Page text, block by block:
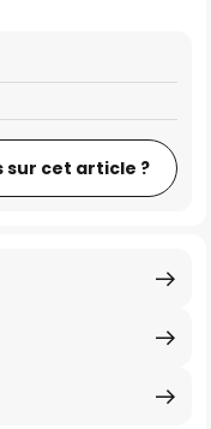
sur cet article ?